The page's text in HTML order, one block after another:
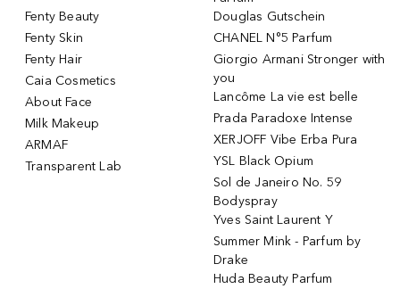
Fenty Beauty
Fenty Skin
Fenty Hair
Caia Cosmetics
About Face
Milk Makeup
ARMAF
Transparent Lab
Douglas Gutschein
CHANEL N°5 Parfum
Giorgio Armani Stronger with
you
Lancôme La vie est belle
Prada Paradoxe Intense
XERJOFF Vibe Erba Pura
YSL Black Opium
Sol de Janeiro No. 59
Bodyspray
Yves Saint Laurent Y
Summer Mink - Parfum by
Drake
Huda Beauty Parfum